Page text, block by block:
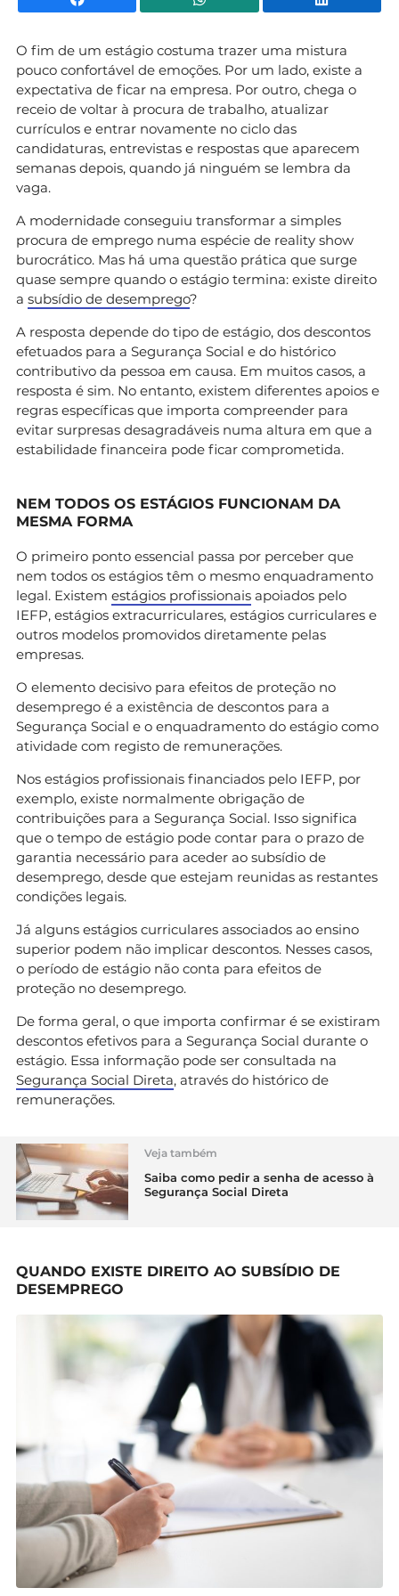
O fim de um estágio costuma trazer uma mistura
pouco confortável de emoções. Por um lado, existe a
expectativa de ficar na empresa. Por outro, chega o
receio de voltar à procura de trabalho, atualizar
currículos e entrar novamente no ciclo das
candidaturas, entrevistas e respostas que aparecem
semanas depois, quando já ninguém se lembra da
vaga.
A modernidade conseguiu transformar a simples
procura de emprego numa espécie de reality show
burocrático. Mas há uma questão prática que surge
quase sempre quando o estágio termina: existe direito
a subsídio de desemprego?
A resposta depende do tipo de estágio, dos descontos
efetuados para a Segurança Social e do histórico
contributivo da pessoa em causa. Em muitos casos, a
resposta é sim. No entanto, existem diferentes apoios e
regras específicas que importa compreender para
evitar surpresas desagradáveis numa altura em que a
estabilidade financeira pode ficar comprometida.
NEM TODOS OS ESTÁGIOS FUNCIONAM DA
MESMA FORMA
O primeiro ponto essencial passa por perceber que
nem todos os estágios têm o mesmo enquadramento
legal. Existem estágios profissionais apoiados pelo
IEFP, estágios extracurriculares, estágios curriculares e
outros modelos promovidos diretamente pelas
empresas.
O elemento decisivo para efeitos de proteção no
desemprego é a existência de descontos para a
Segurança Social e o enquadramento do estágio como
atividade com registo de remunerações.
Nos estágios profissionais financiados pelo IEFP, por
exemplo, existe normalmente obrigação de
contribuições para a Segurança Social. Isso significa
que o tempo de estágio pode contar para o prazo de
garantia necessário para aceder ao subsídio de
desemprego, desde que estejam reunidas as restantes
condições legais.
Já alguns estágios curriculares associados ao ensino
superior podem não implicar descontos. Nesses casos,
o período de estágio não conta para efeitos de
proteção no desemprego.
De forma geral, o que importa confirmar é se existiram
descontos efetivos para a Segurança Social durante o
estágio. Essa informação pode ser consultada na
Segurança Social Direta, através do histórico de
remunerações.
Veja também
Saiba como pedir a senha de acesso à
Segurança Social Direta
QUANDO EXISTE DIREITO AO SUBSÍDIO DE
DESEMPREGO